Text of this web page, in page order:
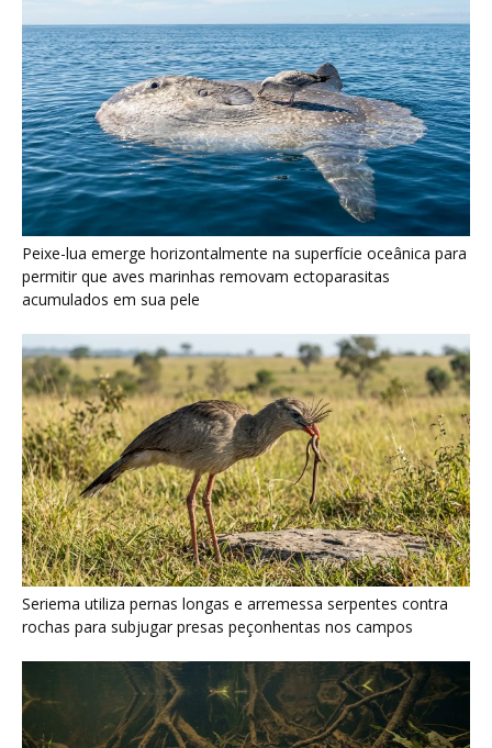
Peixe-lua emerge horizontalmente na superfície oceânica para
permitir que aves marinhas removam ectoparasitas
acumulados em sua pele
Seriema utiliza pernas longas e arremessa serpentes contra
rochas para subjugar presas peçonhentas nos campos